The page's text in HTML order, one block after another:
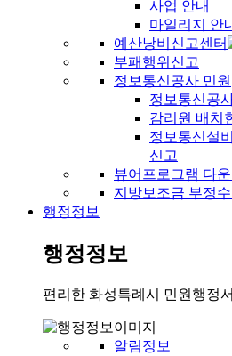
사업 안내
마일리지 안
예산낭비신고센터
부패행위신고
정보통신공사 민원
정보통신공
감리원 배치
정보통신설
신고
뷰어프로그램 다운
지방보조금 부정
행정정보
행정정보
편리한 화성특례시 민원행정
알림정보